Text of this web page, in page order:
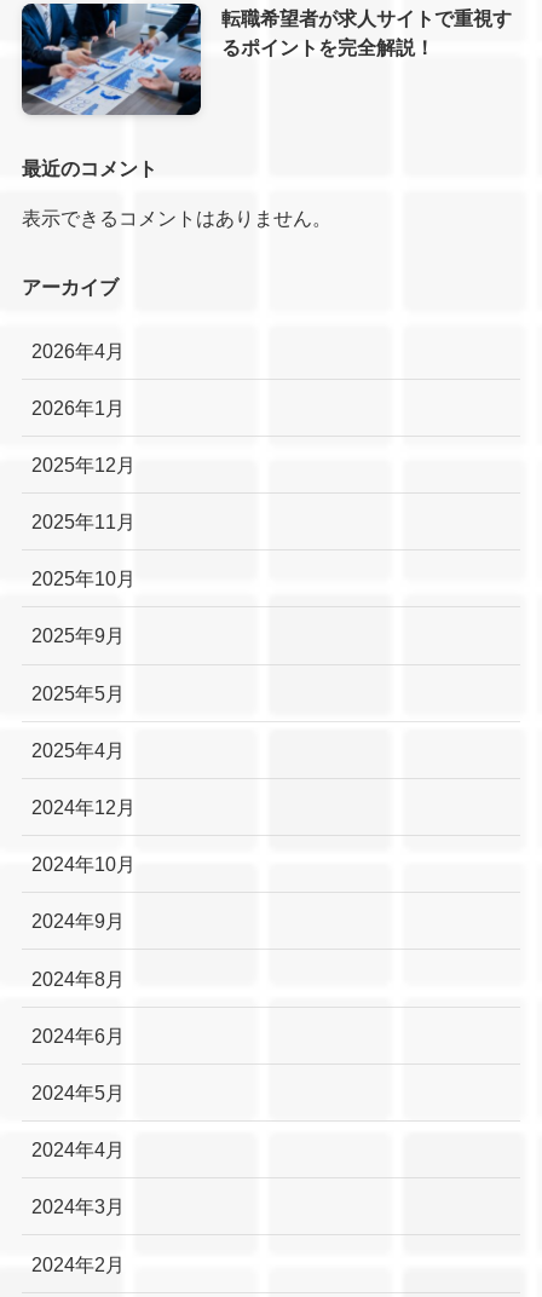
転職希望者が求人サイトで重視す
るポイントを完全解説！
最近のコメント
表示できるコメントはありません。
アーカイブ
2026年4月
2026年1月
2025年12月
2025年11月
2025年10月
2025年9月
2025年5月
2025年4月
2024年12月
2024年10月
2024年9月
2024年8月
2024年6月
2024年5月
2024年4月
2024年3月
2024年2月